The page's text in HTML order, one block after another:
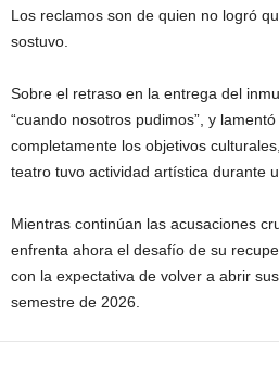
Los reclamos son de quien no logró
sostuvo.
Sobre el retraso en la entrega del
“cuando nosotros pudimos”, y
completamente los objetivos
teatro tuvo actividad artística durante
Mientras continúan las acusaciones
enfrenta ahora el desafío de su
con la expectativa de volver a abrir
semestre de 2026.